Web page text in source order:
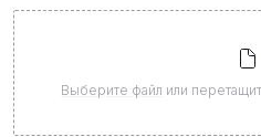
Выберите файл или